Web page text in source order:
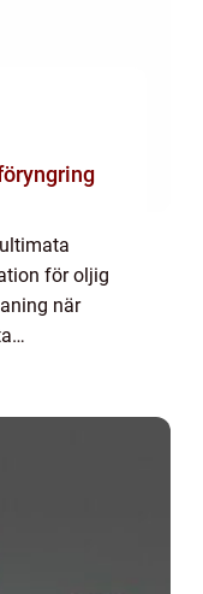
för oljig
när